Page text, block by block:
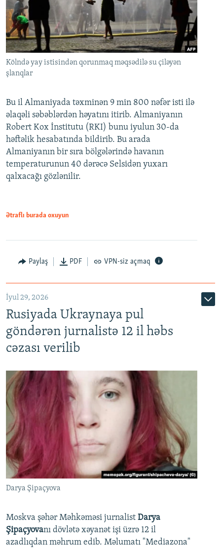
Kölndə yay istisindən qorunmaq məqsədilə su çiləyən
şlanqlar
Bu il Almaniyada təxminən 9 min 800 nəfər isti ilə
əlaqəli səbəblərdən həyatını itirib. Almaniyanın
Robert Kox İnstitutu (RKI) bunu iyulun 30-da
həftəlik hesabatında bildirib. Bu arada
Almaniyanın bir sıra bölgələrində havanın
temperaturunun 40 dərəcə Selsidən yuxarı
qalxacağı gözlənilir.
Ətraflı burada oxuyun
Paylaş PDF VPN-siz açmaq
İyul 29, 2026
Rusiyada Ukraynaya pul
göndərən jurnalistə 12 il həbs
cəzası verilib
Darya Şipaçyova
Moskva şəhər Məhkəməsi jurnalist Darya
Şipaçyovanı dövlətə xəyanət işi üzrə 12 il
azadlıqdan məhrum edib. Məlumatı "Mediazona"